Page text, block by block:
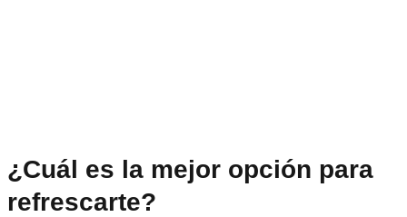
¿Cuál es la mejor opción para
refrescarte?